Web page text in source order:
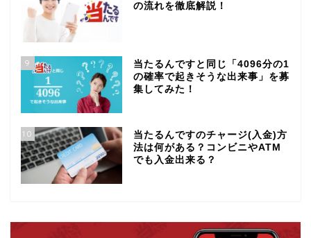
の流れを徹底解説！
9
当たるんですと同じ「4096分の1
の確率で起きそうな出来事」を募
集してみた！
10
当たるんですのチャージ(入金)方
法は何がある？コンビニやATM
でも入金出来る？